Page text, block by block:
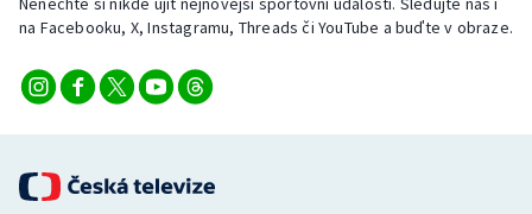
Ostatní
na Facebooku, X, Instagramu, Threads či YouTube a buďte v obraze.